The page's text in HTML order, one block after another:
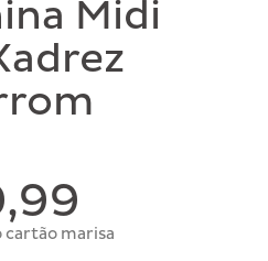
Midi
cartão marisa